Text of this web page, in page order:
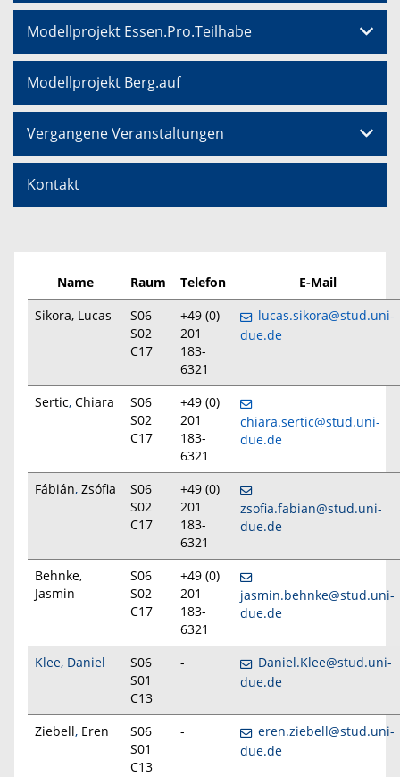
Modellprojekt Essen.Pro.Teilhabe
Modellprojekt Berg.auf
Vergangene Veranstaltungen
Kontakt
Name Raum Telefon
E-Mail
Sikora, Lucas
S06
S02
C17
+49 (0)
201
183-
6321
lucas.sikora@stud.uni-
due.de
Sertic, Chiara
S06
S02
C17
+49 (0)
201
183-
6321
chiara.sertic@stud.uni-
due.de
Fábián, Zsófia
S06
S02
C17
+49 (0)
201
183-
6321
zsofia.fabian@stud.uni-
due.de
Behnke,
Jasmin
S06
S02
C17
+49 (0)
201
183-
6321
jasmin.behnke@stud.uni-
due.de
Klee, Daniel
S06
S01
C13
-
Daniel.Klee@stud.uni-
due.de
Ziebell, Eren
S06
S01
C13
-
eren.ziebell@stud.uni-
due.de